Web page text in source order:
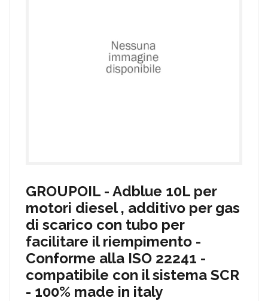
GROUPOIL - Adblue 10L per
motori diesel , additivo per gas
di scarico con tubo per
facilitare il riempimento -
Conforme alla ISO 22241 -
compatibile con il sistema SCR
- 100% made in italy